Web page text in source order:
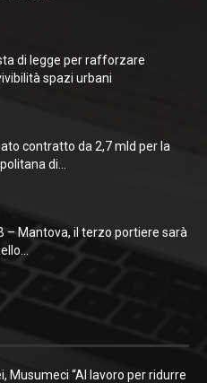
di legge per rafforzare
spazi urbani
contratto da 2,7 mld per la
di...
– Mantova, il terzo portiere sarà
Musumeci “Al lavoro per ridurre